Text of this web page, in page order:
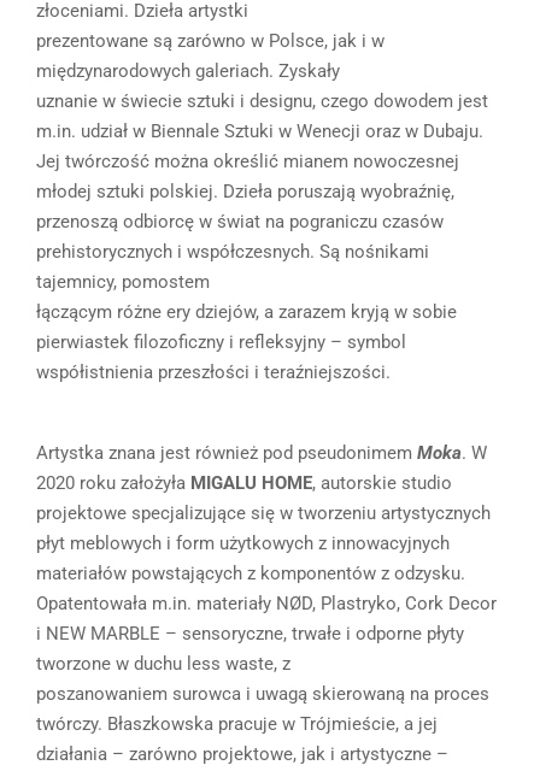
złoceniami. Dzieła artystki
prezentowane są zarówno w Polsce, jak i w
międzynarodowych galeriach. Zyskały
uznanie w świecie sztuki i designu, czego dowodem jest
m.in. udział w Biennale Sztuki w Wenecji oraz w Dubaju.
Jej twórczość można określić mianem nowoczesnej
młodej sztuki polskiej. Dzieła poruszają wyobraźnię,
przenoszą odbiorcę w świat na pograniczu czasów
prehistorycznych i współczesnych. Są nośnikami
tajemnicy, pomostem
łączącym różne ery dziejów, a zarazem kryją w sobie
pierwiastek filozoficzny i refleksyjny – symbol
współistnienia przeszłości i teraźniejszości.
Artystka znana jest również pod pseudonimem Moka. W
2020 roku założyła MIGALU HOME, autorskie studio
projektowe specjalizujące się w tworzeniu artystycznych
płyt meblowych i form użytkowych z innowacyjnych
materiałów powstających z komponentów z odzysku.
Opatentowała m.in. materiały NØD, Plastryko, Cork Decor
i NEW MARBLE – sensoryczne, trwałe i odporne płyty
tworzone w duchu less waste, z
poszanowaniem surowca i uwagą skierowaną na proces
twórczy. Błaszkowska pracuje w Trójmieście, a jej
działania – zarówno projektowe, jak i artystyczne –